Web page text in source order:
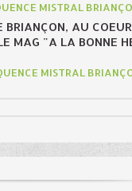
MISTRAL
BRIANÇON, AU
MAG "A LA BONNE
MISTRAL